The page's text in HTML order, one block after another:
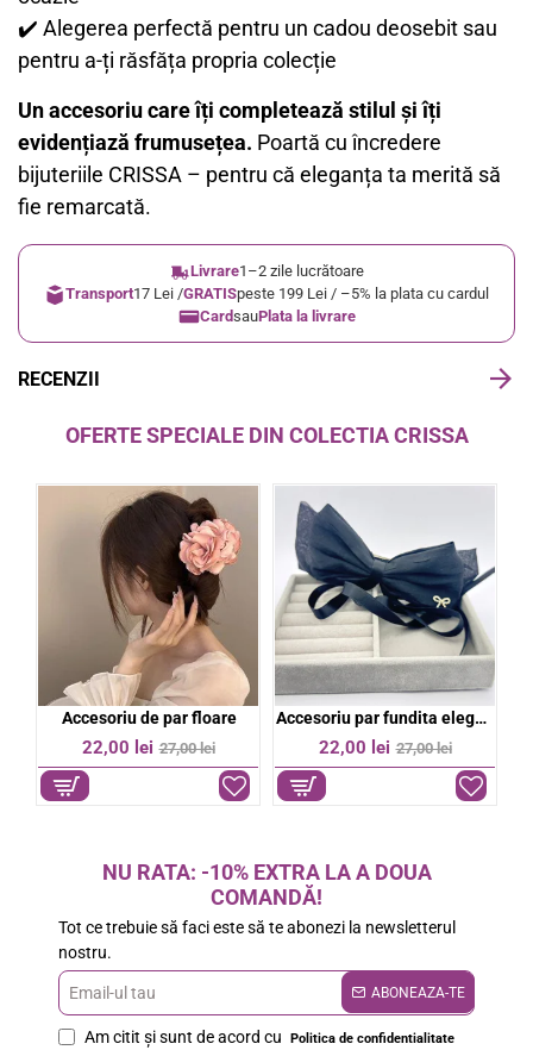
✔️ Alegerea perfectă pentru un cadou deosebit sau
pentru a-ți răsfăța propria colecție
Un accesoriu care îți completează stilul și îți
evidențiază frumusețea. Poartă cu încredere
bijuteriile CRISSA – pentru că eleganța ta merită să
fie remarcată.
Livrare1–2 zile lucrătoare
Transport17 Lei /GRATISpeste 199 Lei / –5% la plata cu cardul
CardsauPlata la livrare
RECENZII
OFERTE SPECIALE DIN COLECTIA CRISSA
-19%
Accesoriu de par floare
22,00 lei 27,00 lei
-19%Accesoriu par fundita eleganta
22,00 lei 27,00 lei
NU RATA: -10% EXTRA LA A DOUA
COMANDĂ!
Tot ce trebuie să faci este să te abonezi la newsletterul
nostru.
Email-
ul
ABONEAZA-TE
Am citit şi sunt de acord cu Politica de confidentialitate